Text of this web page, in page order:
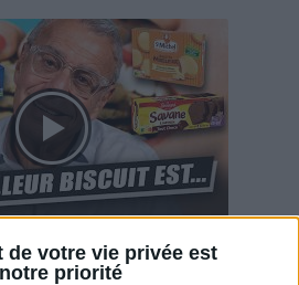
de votre vie privée est
notre priorité
Harrys... Que valent vraiment
ces gâteaux ?